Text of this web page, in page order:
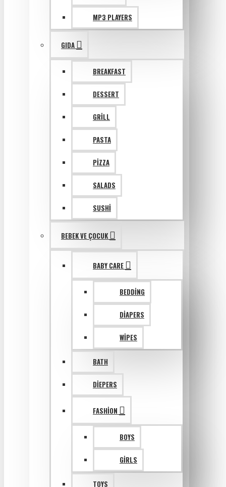
MP3 PLAYERS
GIDA
BREAKFAST
DESSERT
GRILL
PASTA
PIZZA
SALADS
SUSHI
BEBEK VE ÇOCUK
BABY CARE
BEDDING
DIAPERS
WIPES
BATH
DIEPERS
FASHION
BOYS
GIRLS
TOYS